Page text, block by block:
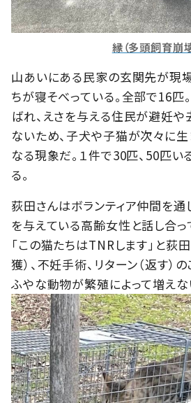
縁（多頭飼育崩壊
山あいにある民家の玄関先が現
ちが寝そべっている。全部で16匹
ばれ、えさを与える住民が避妊
ないため、子犬や子猫が次々に
なる現象だ。１件で30匹、50匹い
る。
荻田さんはボランティア仲間を通
を与えている高齢女性と話し合っ
「この猫たちはTNRします」と荻田
獲）、不妊手術、リターン（返す）
ふやな動物が繁殖によって増えな